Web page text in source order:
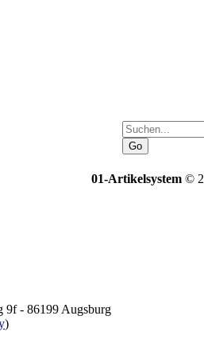
01-Artikelsystem ©
9f - 86199 Augsburg
)